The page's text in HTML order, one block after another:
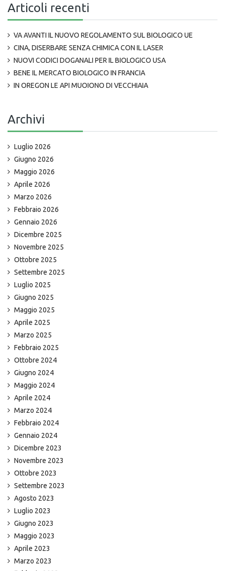
Articoli recenti
VA AVANTI IL NUOVO REGOLAMENTO SUL BIOLOGICO UE
CINA, DISERBARE SENZA CHIMICA CON IL LASER
NUOVI CODICI DOGANALI PER IL BIOLOGICO USA
BENE IL MERCATO BIOLOGICO IN FRANCIA
IN OREGON LE API MUOIONO DI VECCHIAIA
Archivi
Luglio 2026
Giugno 2026
Maggio 2026
Aprile 2026
Marzo 2026
Febbraio 2026
Gennaio 2026
Dicembre 2025
Novembre 2025
Ottobre 2025
Settembre 2025
Luglio 2025
Giugno 2025
Maggio 2025
Aprile 2025
Marzo 2025
Febbraio 2025
Ottobre 2024
Giugno 2024
Maggio 2024
Aprile 2024
Marzo 2024
Febbraio 2024
Gennaio 2024
Dicembre 2023
Novembre 2023
Ottobre 2023
Settembre 2023
Agosto 2023
Luglio 2023
Giugno 2023
Maggio 2023
Aprile 2023
Marzo 2023